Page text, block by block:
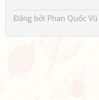
Đăng bởi Phan Quốc Vũ